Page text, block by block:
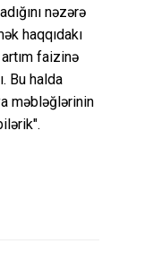
nəzərə
haqqıdakı
faizinə
Bu halda
məbləğlərinin